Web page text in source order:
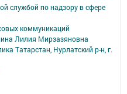
службой по надзору в сфере
коммуникаций
Лилия Мирзазяновна
Татарстан, Нурлатский р-н, г.